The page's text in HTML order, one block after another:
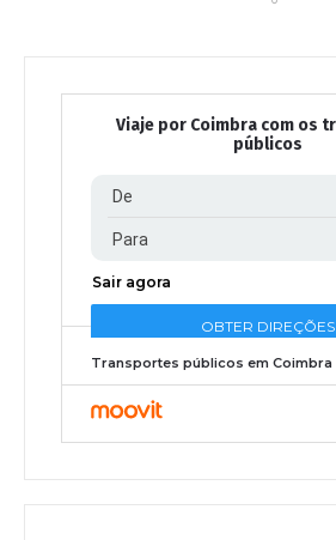
Viaje por Coimbra com os
públicos
Transportes públicos em Coimbra